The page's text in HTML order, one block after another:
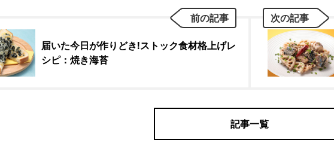
前の記事
届いた今日が作りどき!ストック食材格上げレ
シピ：焼き海苔
次の記事
記事一覧